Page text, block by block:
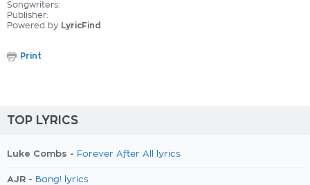
Songwriters:
Publisher:
Powered by LyricFind
Print
TOP LYRICS
Luke Combs - Forever After All lyrics
AJR - Bang! lyrics